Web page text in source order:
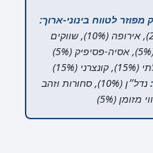
לטווח בינוני-ארוך:
ארה״ב (20%), אירופה (10%), שווקים
(15%)
נדל״ן (10%), סחורות וזהב